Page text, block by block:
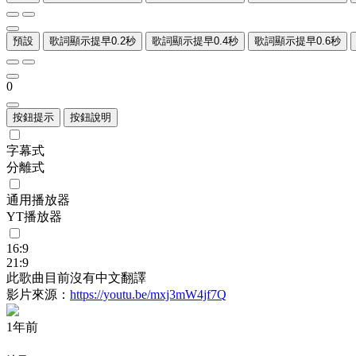
預設 歌詞顯示提早0.2秒 歌詞顯示提早0.4秒 歌詞顯示提早0.6秒
0
按鈕提示 按鈕說明
字幕式
分離式
通用播放器
YT播放器
16:9
21:9
此歌曲目前沒有中文翻譯
影片來源： https://youtu.be/mxj3mW4jf7Q
1年前